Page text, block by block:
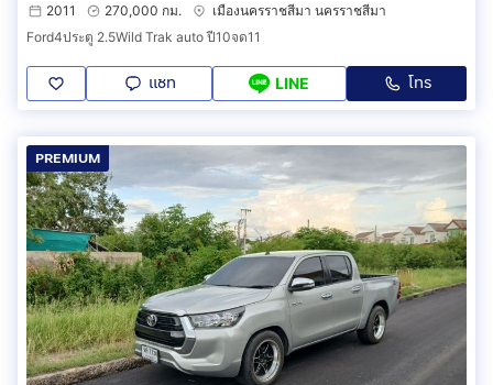
2011
270,000 กม.
เมืองนครราชสีมา นครราชสีมา
Ford4ประตู 2.5Wild Trak auto ปี10จด11
แชท LINE โทร
PREMIUM